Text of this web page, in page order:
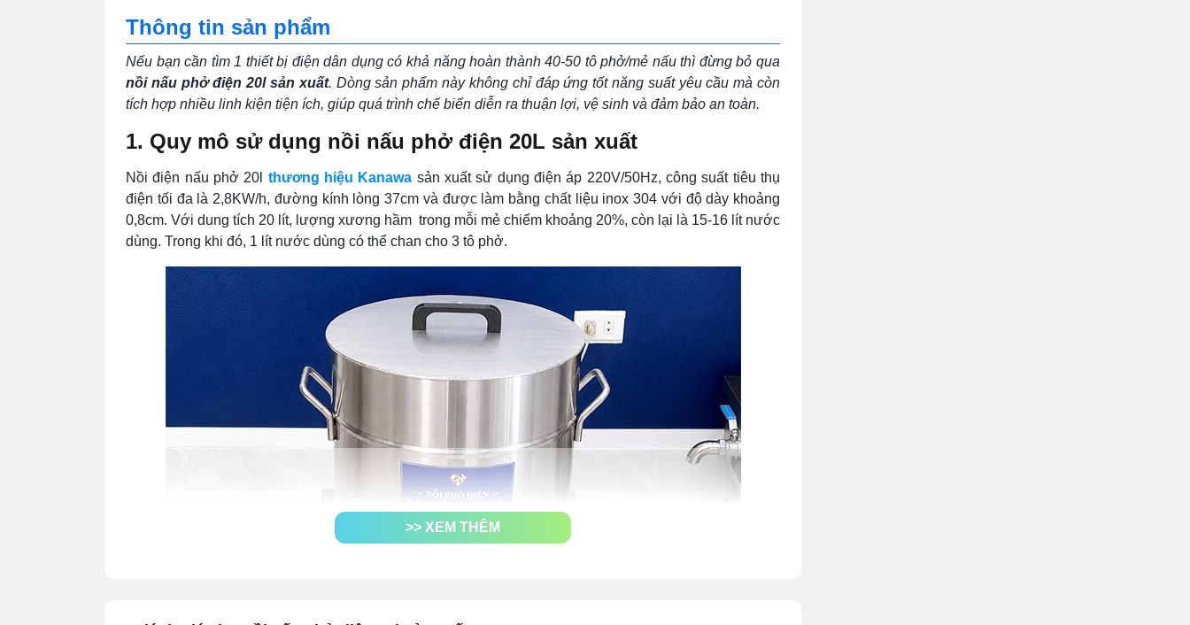
Thông tin sản phẩm
Nếu bạn cần tìm 1 thiết bị điện dân dụng có khả năng hoàn thành 40-50 tô phở/mẻ nấu thì đừng bỏ qua
nồi nấu phở điện 20l sản xuất. Dòng sản phẩm này không chỉ đáp ứng tốt năng suất yêu cầu mà còn
tích hợp nhiều linh kiện tiện ích, giúp quá trình chế biến diễn ra thuận lợi, vệ sinh và đảm bảo an toàn.
1. Quy mô sử dụng nồi nấu phở điện 20L sản xuất
Nồi điện nấu phở 20l thương hiệu Kanawa sản xuất sử dụng điện áp 220V/50Hz, công suất tiêu thụ
điện tối đa là 2,8KW/h, đường kính lòng 37cm và được làm bằng chất liệu inox 304 với độ dày khoảng
0,8cm. Với dung tích 20 lít, lượng xương hầm trong mỗi mẻ chiếm khoảng 20%, còn lại là 15-16 lít nước
dùng. Trong khi đó, 1 lít nước dùng có thể chan cho 3 tô phở.
>> XEM THÊM